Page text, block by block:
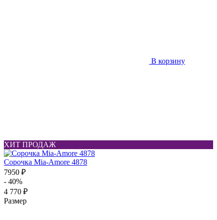
В корзину
ХИТ ПРОДАЖ
Сорочка Mia-Amore 4878
7950 ₽
- 40%
4 770 ₽
Размер